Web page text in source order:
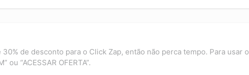
de desconto para o Click Zap, então não perca tempo. Para usar o
ou “ACESSAR OFERTA”.